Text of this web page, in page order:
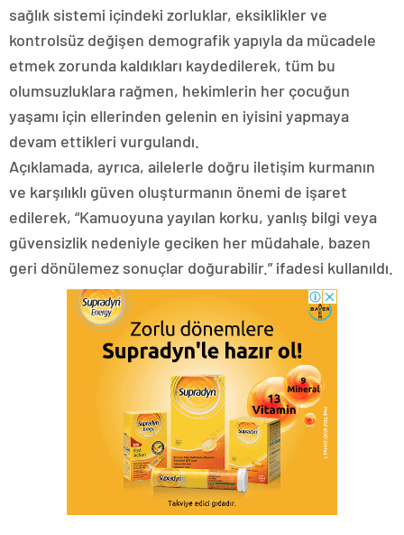
sağlık sistemi içindeki zorluklar, eksiklikler ve
kontrolsüz değişen demografik yapıyla da mücadele
etmek zorunda kaldıkları kaydedilerek, tüm bu
olumsuzluklara rağmen, hekimlerin her çocuğun
yaşamı için ellerinden gelenin en iyisini yapmaya
devam ettikleri vurgulandı.
Açıklamada, ayrıca, ailelerle doğru iletişim kurmanın
ve karşılıklı güven oluşturmanın önemi de işaret
edilerek, “Kamuoyuna yayılan korku, yanlış bilgi veya
güvensizlik nedeniyle geciken her müdahale, bazen
geri dönülemez sonuçlar doğurabilir.” ifadesi kullanıldı.